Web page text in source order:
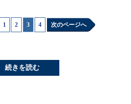
1 2 3 4 次のページへ
続きを読む